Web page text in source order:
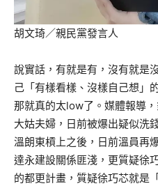
胡文琦／親民黨發言人
說實話，有就是有，沒有就是
己「有樣看樣、沒樣自己想」
那就真的太low了。媒體報導
大姑夫婦，日前被爆出疑似洗
溫朗東槓上之後，日前溫員再
達永建設關係匪淺，更質疑徐
的都更計畫，質疑徐巧芯就是